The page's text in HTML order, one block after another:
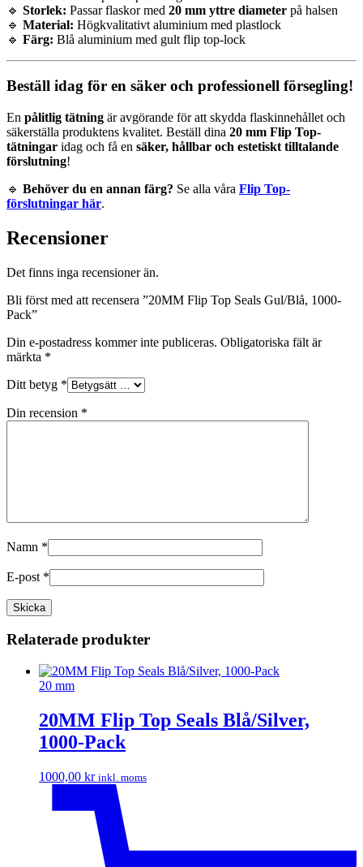
🔹 Storlek: Passar flaskor med 20 mm yttre diameter på halsen
🔹 Material: Högkvalitativt aluminium med plastlock
🔹 Färg: Blå aluminium med gult flip top-lock
Beställ idag för en säker och professionell försegling!
En pålitlig tätning är avgörande för att skydda flaskinnehållet och
säkerställa produktens kvalitet. Beställ dina 20 mm Flip Top-
tätningar idag och få en säker, hållbar och estetiskt tilltalande
förslutning!
🔹 Behöver du en annan färg? Se alla våra Flip Top-
förslutningar här.
Recensioner
Det finns inga recensioner än.
Bli först med att recensera ”20MM Flip Top Seals Gul/Blå, 1000-
Pack”
Din e-postadress kommer inte publiceras. Obligatoriska fält är
märkta *
Ditt betyg *
Din recension *
Namn *
E-post *
Relaterade produkter
20 mm
20MM Flip Top Seals Blå/Silver,
1000-Pack
1000,00 kr inkl. moms